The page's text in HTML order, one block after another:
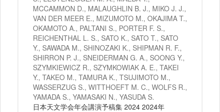
MCCAMMON D., MALAUGHLIN B. J., MIKO J. J.,
VAN DER MEER E., MIZUMOTO M., OKAJIMA T.,
OKAMOTO A., PALTANI S., PORTER F. S.,
REICHENTHAL L. S., SATO K., SATO T., SATO
Y., SAWADA M., SHINOZAKI K., SHIPMAN R. F.,
SHIRRON P. J., SNEIDERMAN G. A., SOONG Y.,
SZYMKIEWICZ R., SZYMKOWIAK A. E., TAKEI
Y., TAKEO M., TAMURA K., TSUJIMOTO M.,
WASSERZUG S., WITTHOEFT M. C., WOLFS R.,
YAMADA S., YAMASAKI N., YASUDA S.
日本天文学会年会講演予稿集 2024 2024年